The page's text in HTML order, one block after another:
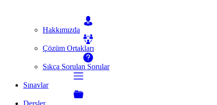
Hakkımızda
Çözüm Ortakları
Sıkça Sorulan Sorular
Sınavlar
Dersler